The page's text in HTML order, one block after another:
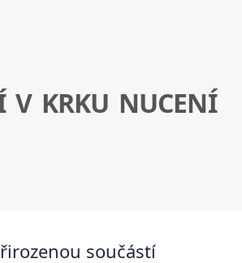
V KRKU NUCENÍ
součástí